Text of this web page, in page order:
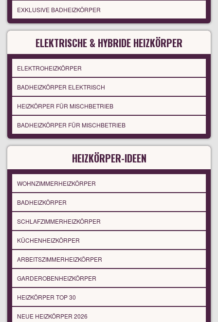
EXKLUSIVE BADHEIZKÖRPER
ELEKTRISCHE & HYBRIDE HEIZKÖRPER
ELEKTROHEIZKÖRPER
BADHEIZKÖRPER ELEKTRISCH
HEIZKÖRPER FÜR MISCHBETRIEB
BADHEIZKÖRPER FÜR MISCHBETRIEB
HEIZKÖRPER-IDEEN
WOHNZIMMERHEIZKÖRPER
BADHEIZKÖRPER
SCHLAFZIMMERHEIZKÖRPER
KÜCHENHEIZKÖRPER
ARBEITSZIMMERHEIZKÖRPER
GARDEROBENHEIZKÖRPER
HEIZKÖRPER TOP 30
NEUE HEIZKÖRPER 2026